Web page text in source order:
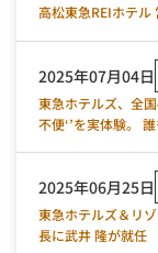
高松東急REIホテル
2025年07月04日
東急ホテルズ、全
不便‘’を実体験。
2025年06月25日
東急ホテルズ＆リ
長に武井 隆が就任